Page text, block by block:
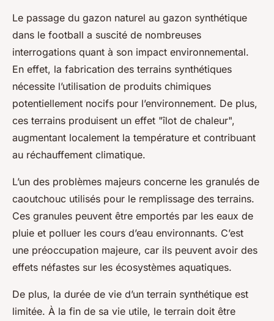
Le passage du gazon naturel au gazon synthétique
dans le football a suscité de nombreuses
interrogations quant à son impact environnemental.
En effet, la fabrication des terrains synthétiques
nécessite l’utilisation de produits chimiques
potentiellement nocifs pour l’environnement. De plus,
ces terrains produisent un effet "îlot de chaleur",
augmentant localement la température et contribuant
au réchauffement climatique.
L’un des problèmes majeurs concerne les granulés de
caoutchouc utilisés pour le remplissage des terrains.
Ces granules peuvent être emportés par les eaux de
pluie et polluer les cours d’eau environnants. C’est
une préoccupation majeure, car ils peuvent avoir des
effets néfastes sur les écosystèmes aquatiques.
De plus, la durée de vie d’un terrain synthétique est
limitée. À la fin de sa vie utile, le terrain doit être